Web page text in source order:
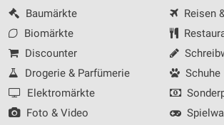
Baumärkte
Biomärkte
Discounter
Drogerie & Parfümerie
Elektromärkte
Foto & Video
Reisen
Schuhe